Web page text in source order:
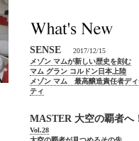
SENSE
2017/12/15
メゾン マムが新しい歴史を刻む
マム グラン コルドン日本上陸
メゾン マム 最高醸造責任者ディ
ティ
MASTER 大空の覇者へ
Vol.28